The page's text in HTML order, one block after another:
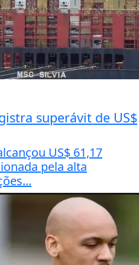
superávit de US$
US$ 61,17
pela alta